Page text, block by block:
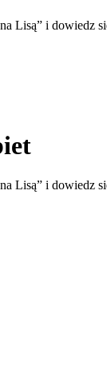
Lisą” i dowiedz
Lisą” i dowiedz